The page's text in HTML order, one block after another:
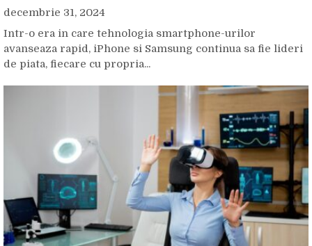
decembrie 31, 2024
Intr-o era in care tehnologia smartphone-urilor
avanseaza rapid, iPhone si Samsung continua sa fie lideri
de piata, fiecare cu propria...